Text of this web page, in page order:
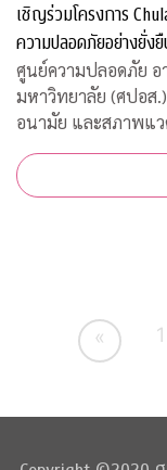
เชิญร่วมโครงการ
ความปลอดภัยอย่างยั่ง
ศูนย์ความปลอดภัย อ
มหาวิทยาลัย (ศปอส
อนามัย และสภาพแ
มหาวิทยาลัย และภ
New normal สู่วัฒนธ
« 1